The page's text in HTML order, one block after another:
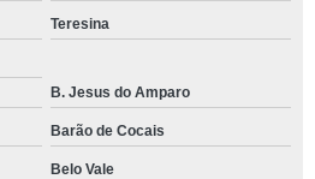
Teresina
B. Jesus do Amparo
Barão de Cocais
Belo Vale